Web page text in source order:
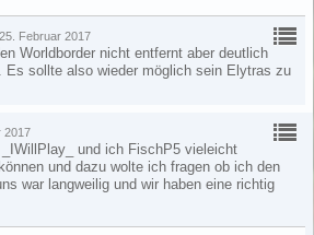
25. Februar 2017
Worldborder nicht entfernt aber deutlich
Es sollte also wieder möglich sein Elytras zu
2017
und ich FischP5 vieleicht
und dazu wolte ich fragen ob ich den
war langweilig und wir haben eine richtig